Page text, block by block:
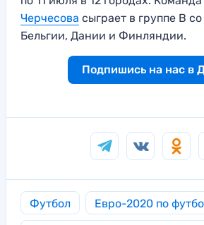
Черчесова сыграет в группе B
Бельгии, Дании и Финляндии.
Подпишись на нас в
Футбол Евро-2020 по